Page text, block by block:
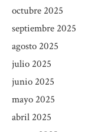
octubre 2025
septiembre 2025
agosto 2025
julio 2025
junio 2025
mayo 2025
abril 2025